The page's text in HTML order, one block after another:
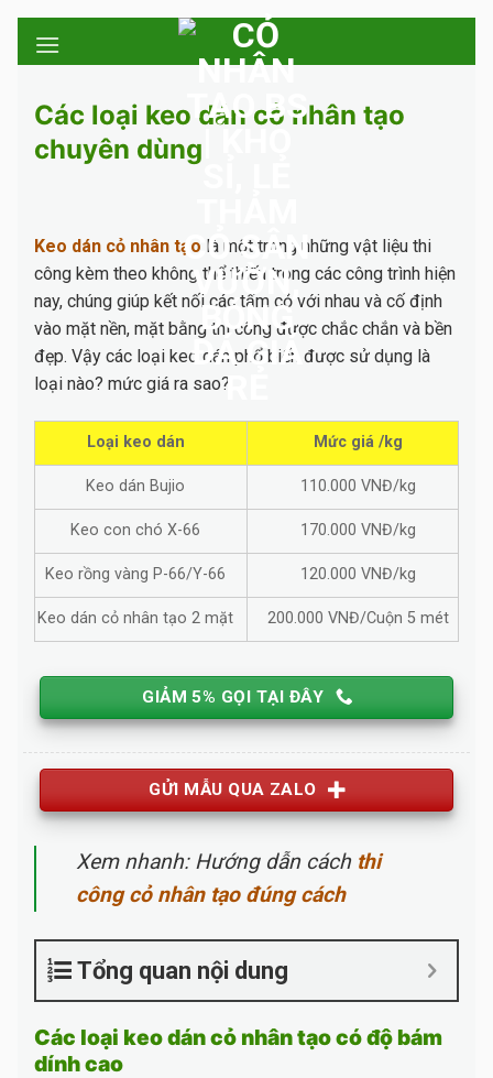
Các loại keo dán cỏ nhân tạo
chuyên dùng
Keo dán cỏ nhân tạo là một trong những vật liệu thi
công kèm theo không thể thiếu trong các công trình hiện
nay, chúng giúp kết nối các tấm cỏ với nhau và cố định
vào mặt nền, mặt bằng thi công được chắc chắn và bền
đẹp. Vậy các loại keo dán phổ biến được sử dụng là
loại nào? mức giá ra sao?
Loại keo dán Mức giá /kg
Keo dán Bujio 110.000 VNĐ/kg
Keo con chó X-66 170.000 VNĐ/kg
Keo rồng vàng P-66/Y-66 120.000 VNĐ/kg
Keo dán cỏ nhân tạo 2 mặt 200.000 VNĐ/Cuộn 5 mét
GIẢM 5% GỌI TẠI ĐÂY
GỬI MẪU QUA ZALO
Xem nhanh: Hướng dẫn cách thi
công cỏ nhân tạo đúng cách
Tổng quan nội dung
Các loại keo dán cỏ nhân tạo có độ bám
dính cao